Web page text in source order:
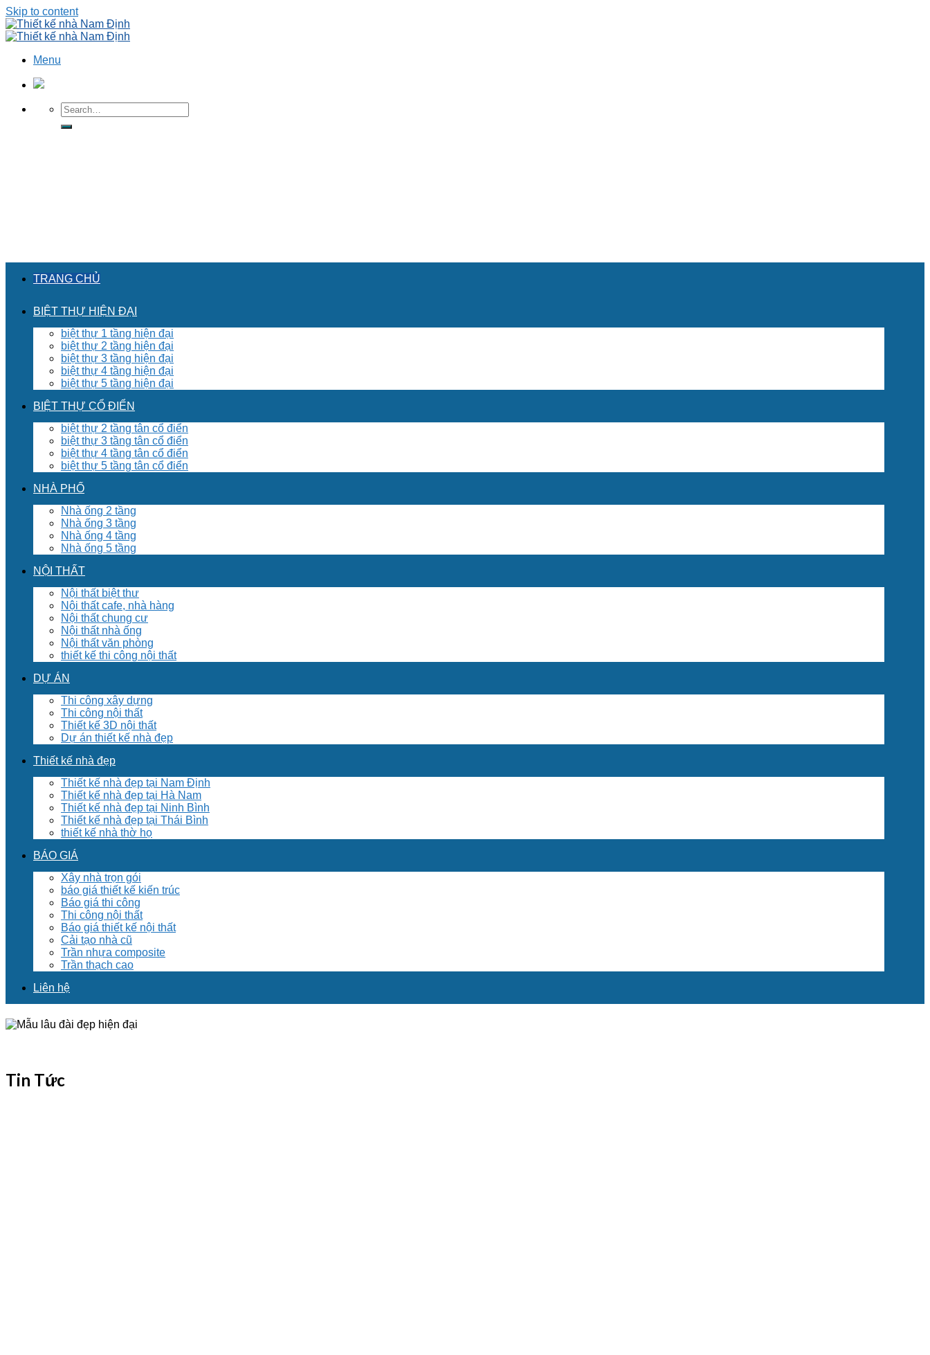
Skip to content
Menu
TRANG CHỦ
BIỆT THỰ HIỆN ĐẠI
biệt thự 1 tầng hiện đại
biệt thự 2 tầng hiện đại
biệt thự 3 tầng hiện đại
biệt thự 4 tầng hiện đại
biệt thự 5 tầng hiện đại
BIỆT THỰ CỔ ĐIỂN
biệt thự 2 tầng tân cổ điển
biệt thự 3 tầng tân cổ điển
biệt thự 4 tầng tân cổ điển
biệt thự 5 tầng tân cổ điển
NHÀ PHỐ
Nhà ống 2 tầng
Nhà ống 3 tầng
Nhà ống 4 tầng
Nhà ống 5 tầng
NỘI THẤT
Nội thất biệt thư
Nội thất cafe, nhà hàng
Nội thất chung cư
Nội thất nhà ống
Nội thất văn phòng
thiết kế thi công nội thất
DỰ ÁN
Thi công xây dựng
Thi công nội thất
Thiết kế 3D nội thất
Dự án thiết kế nhà đẹp
Thiết kế nhà đẹp
Thiết kế nhà đẹp tại Nam Định
Thiết kế nhà đẹp tại Hà Nam
Thiết kế nhà đẹp tại Ninh Bình
Thiết kế nhà đẹp tại Thái Bình
thiết kế nhà thờ họ
BÁO GIÁ
Xây nhà trọn gói
báo giá thiết kế kiến trúc
Báo giá thi công
Thi công nội thất
Báo giá thiết kế nội thất
Cải tạo nhà cũ
Trần nhựa composite
Trần thạch cao
Liên hệ
Tin Tức